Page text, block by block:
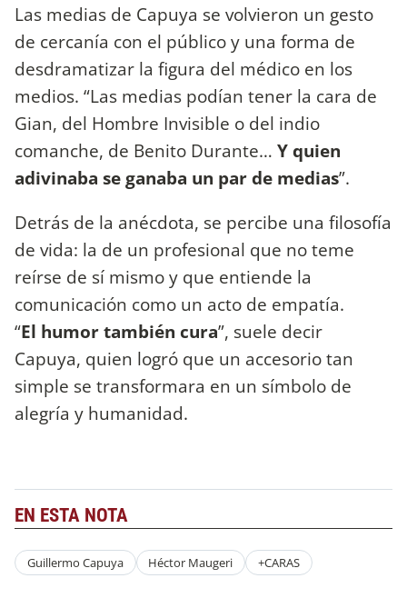
Las medias de Capuya se volvieron un gesto
de cercanía con el público y una forma de
desdramatizar la figura del médico en los
medios. “Las medias podían tener la cara de
Gian, del Hombre Invisible o del indio
comanche, de Benito Durante… Y quien
adivinaba se ganaba un par de medias”.
Detrás de la anécdota, se percibe una filosofía
de vida: la de un profesional que no teme
reírse de sí mismo y que entiende la
comunicación como un acto de empatía.
“El humor también cura”, suele decir
Capuya, quien logró que un accesorio tan
simple se transformara en un símbolo de
alegría y humanidad.
EN ESTA NOTA
Guillermo Capuya Héctor Maugeri +CARAS